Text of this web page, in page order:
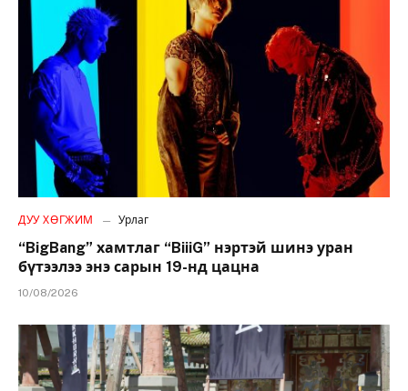
ДУУ ХӨГЖИМ Урлаг
“BigBang” хамтлаг “BiiiG” нэртэй шинэ уран
бүтээлээ энэ сарын 19-нд цацна
10/08/2026